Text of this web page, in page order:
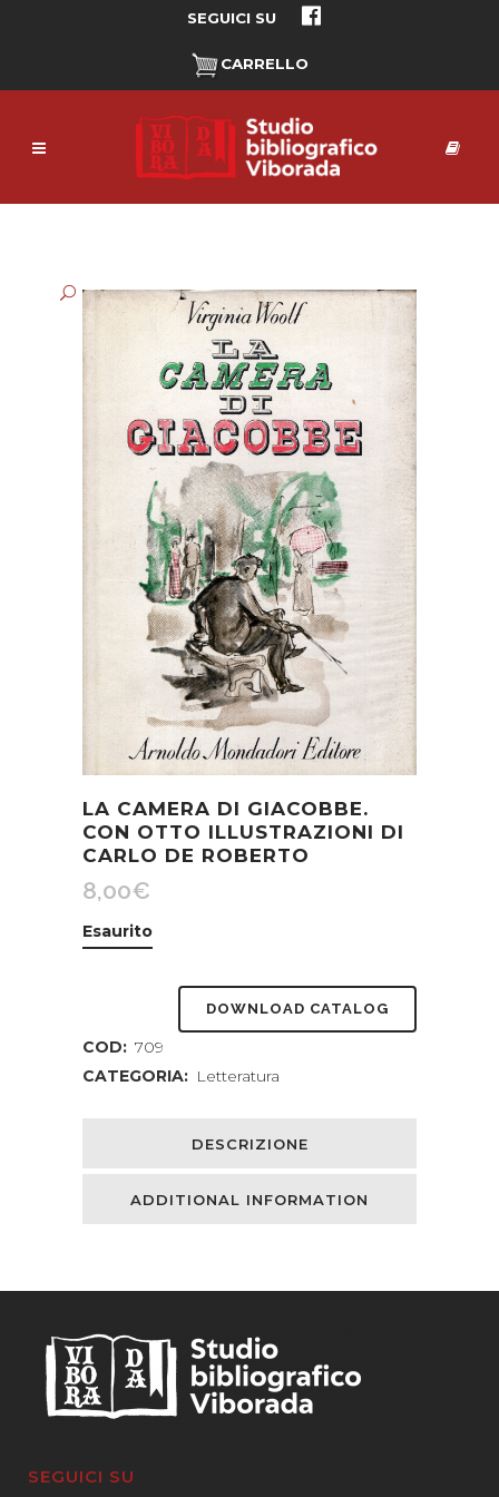
SEGUICI SU
CARRELLO
LA CAMERA DI GIACOBBE.
CON OTTO ILLUSTRAZIONI DI
CARLO DE ROBERTO
8,00€
Esaurito
DOWNLOAD CATALOG
COD: 709
CATEGORIA: Letteratura
DESCRIZIONE
ADDITIONAL INFORMATION
SEGUICI SU